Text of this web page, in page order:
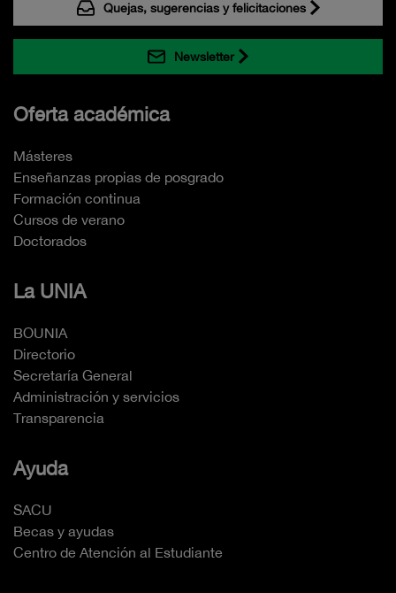
Quejas, sugerencias y felicitaciones
Newsletter
Oferta académica
Másteres
Enseñanzas propias de posgrado
Formación continua
Cursos de verano
Doctorados
La UNIA
BOUNIA
Directorio
Secretaría General
Administración y servicios
Transparencia
Ayuda
SACU
Becas y ayudas
Centro de Atención al Estudiante